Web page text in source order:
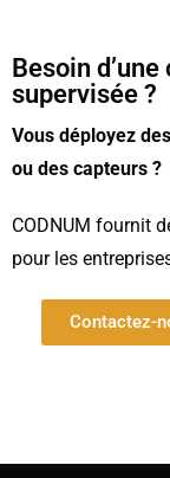
Besoin
supervisée ?
Vous déployez
ou des capteurs ?
CODNUM fournit
pour les
Contactez-